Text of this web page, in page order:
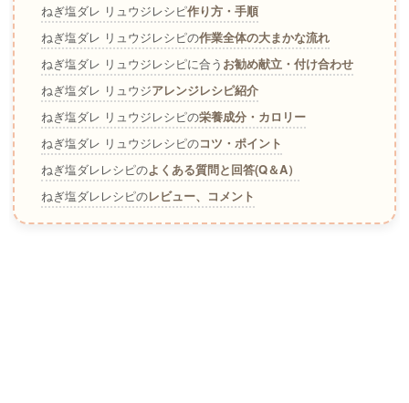
ねぎ塩ダレ リュウジレシピ作り方・手順
ねぎ塩ダレ リュウジレシピの作業全体の大まかな流れ
ねぎ塩ダレ リュウジレシピに合う お勧め献立・付け合わせ
ねぎ塩ダレ リュウジアレンジレシピ紹介
ねぎ塩ダレ リュウジレシピの栄養成分・カロリー
ねぎ塩ダレ リュウジレシピのコツ・ポイント
ねぎ塩ダレレシピのよくある質問と回答(Q＆A）
ねぎ塩ダレレシピのレビュー、コメント